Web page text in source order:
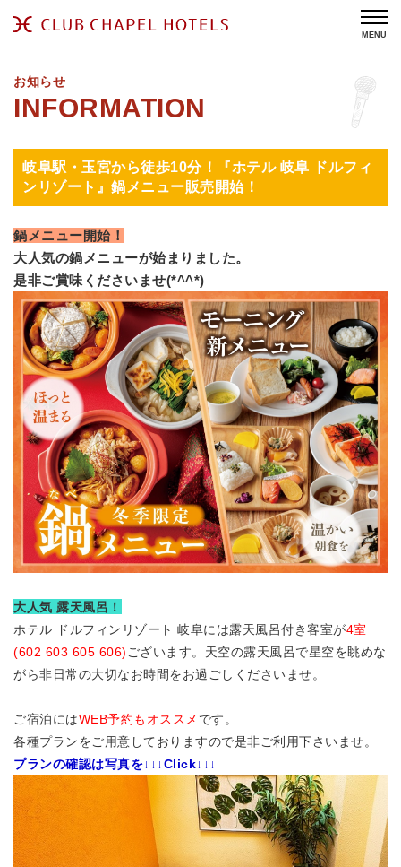
MENU
お知らせ
岐阜駅・玉宮から徒歩10分！『ホテル 岐阜 ドルフィ
ンリゾート』鍋メニュー販売開始！
鍋メニュー開始！
大人気の鍋メニューが始まりました。
是非ご賞味くださいませ(*^^*)
大人気 露天風呂！
ホテル ドルフィンリゾート 岐阜には露天風呂付き客室が4室
(602 603 605 606) ございます。天空の露天風呂で星空を眺めな
がら非日常の大切なお時間をお過ごしくださいませ。
ご宿泊にはWEB予約もオススメ です。
各種プランをご用意しておりますので是非ご利用下さいませ。
プランの確認は写真を↓↓↓Click↓↓↓